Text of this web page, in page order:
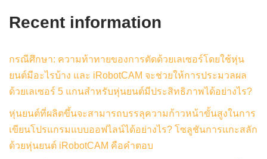
Recent information
กรณีศึกษา: ความท้าทายของการตัดด้วยเลเซอร์โดยใช้หุ่น
ยนต์มีอะไรบ้าง และ iRobotCAM จะช่วยให้การประมวลผล
ด้วยเลเซอร์ 5 แกนสำหรับหุ่นยนต์มีประสิทธิภาพได้อย่างไร?
หุ่นยนต์ที่ผลิตขึ้นจะสามารถบรรลุความก้าวหน้าขั้นสูงในการ
เขียนโปรแกรมแบบออฟไลน์ได้อย่างไร? โซลูชันการแกะสลัก
ด้วยหุ่นยนต์ iRobotCAM คือคำตอบ